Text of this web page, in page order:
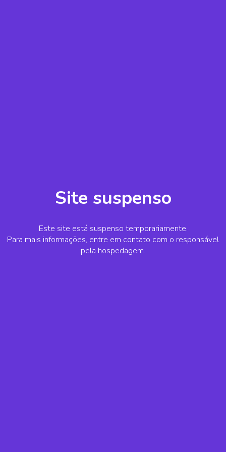
Site suspenso
Este site está suspenso temporariamente.
Para mais informações, entre em contato com o responsável
pela hospedagem.